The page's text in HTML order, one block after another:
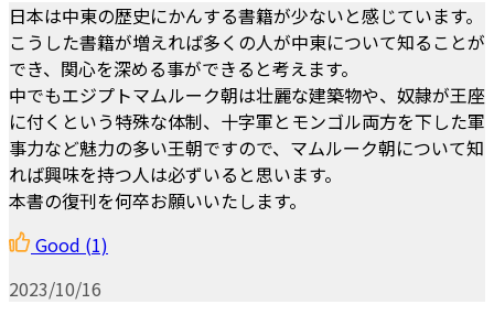
日本は中東の歴史にかんする書籍が少ないと感じています。
こうした書籍が増えれば多くの人が中東について知ることが
でき、関心を深める事ができると考えます。
中でもエジプトマムルーク朝は壮麗な建築物や、奴隷が王座
に付くという特殊な体制、十字軍とモンゴル両方を下した軍
事力など魅力の多い王朝ですので、マムルーク朝について知
れば興味を持つ人は必ずいると思います。
本書の復刊を何卒お願いいたします。
Good (1)
2023/10/16